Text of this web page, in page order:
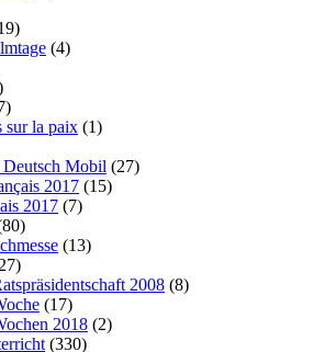
(4)
sur la paix (1)
Mobil (27)
2017 (15)
2017 (7)
(13)
2008 (8)
(17)
2018 (2)
(330)